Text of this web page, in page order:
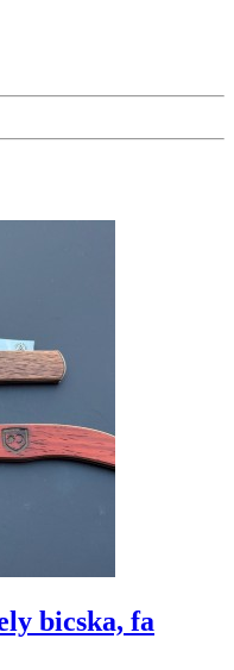
bicska, fa